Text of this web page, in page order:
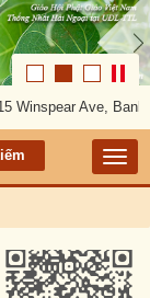
Ave,